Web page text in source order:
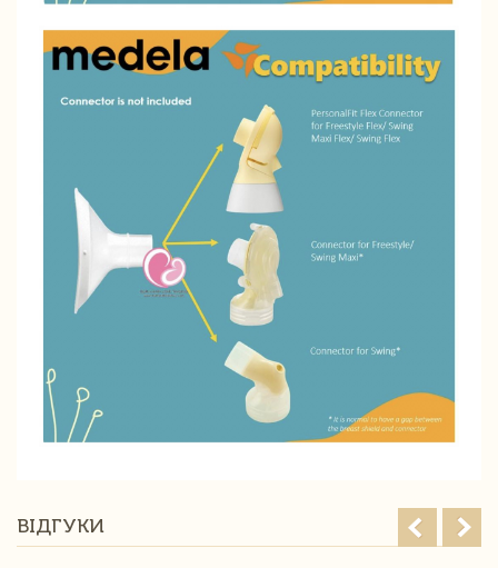
ВІДГУКИ